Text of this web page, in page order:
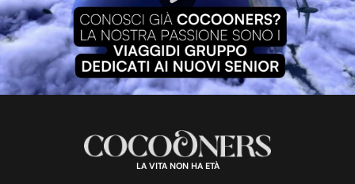
P
l
a
U
n
o
8
.
4
6
LA VITA NON HA ETÀ